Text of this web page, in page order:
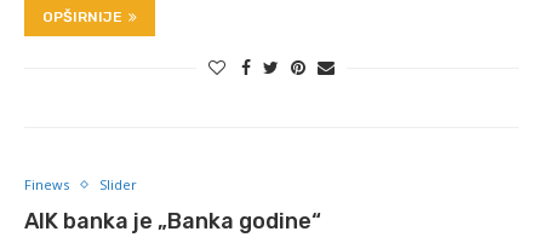
OPŠIRNIJE
Finews Slider
AIK banka je „Banka godine“